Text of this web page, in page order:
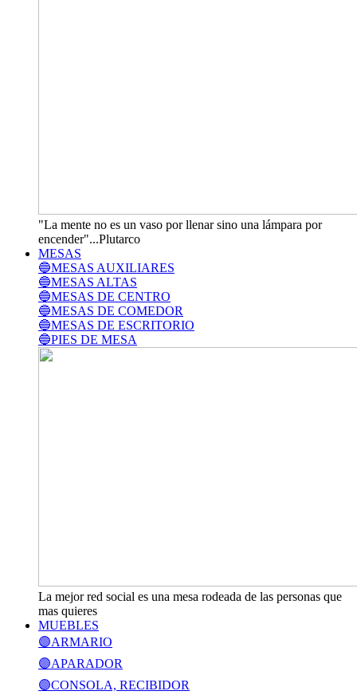
"La mente no es un vaso por llenar sino una lámpara por
encender"...Plutarco
MESAS
🔵MESAS AUXILIARES
🔵MESAS ALTAS
🔵MESAS DE CENTRO
🔵MESAS DE COMEDOR
🔵MESAS DE ESCRITORIO
🔵PIES DE MESA
La mejor red social es una mesa rodeada de las personas que
mas quieres
MUEBLES
🟣ARMARIO
🟣APARADOR
🟣CONSOLA, RECIBIDOR